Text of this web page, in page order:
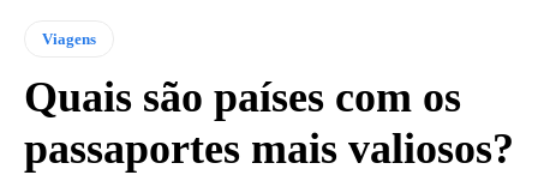
Viagens
Quais são países com os
passaportes mais valiosos?